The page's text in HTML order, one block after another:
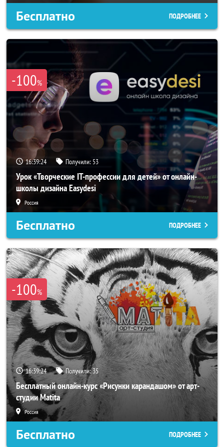
Бесплатно ПОДРОБНЕЕ
-100%
16:39:21 Получили: 53
Урок «Творческие IT-профессии для детей» от онлайн-
школы дизайна Easydesi
Россия
Бесплатно ПОДРОБНЕЕ
-100%
16:39:21 Получили:35
Бесплатный онлайн-курс «Рисунки карандашом» от арт-
студии Matita
Россия
Бесплатно ПОДРОБНЕЕ